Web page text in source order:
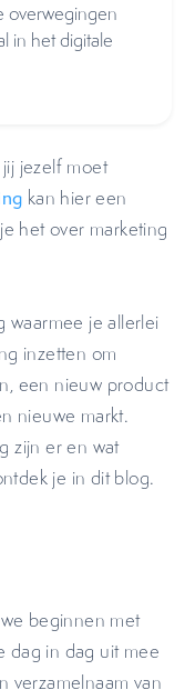
overwegingen
in het digitale
jezelf moet
kan hier een
het over marketing
waarmee je allerlei
inzetten om
een nieuw product
nieuwe markt.
zijn er en wat
je in dit blog.
beginnen met
dag in dag uit mee
verzamelnaam van